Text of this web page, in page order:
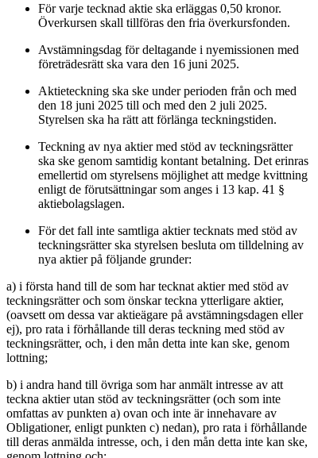
För varje tecknad aktie ska erläggas 0,50 kronor.
Överkursen skall tillföras den fria överkursfonden.
Avstämningsdag för deltagande i nyemissionen med
företrädesrätt ska vara den 16 juni 2025.
Aktieteckning ska ske under perioden från och med
den 18 juni 2025 till och med den 2 juli 2025.
Styrelsen ska ha rätt att förlänga teckningstiden.
Teckning av nya aktier med stöd av teckningsrätter
ska ske genom samtidig kontant betalning. Det erinras
emellertid om styrelsens möjlighet att medge kvittning
enligt de förutsättningar som anges i 13 kap. 41 §
aktiebolagslagen.
För det fall inte samtliga aktier tecknats med stöd av
teckningsrätter ska styrelsen besluta om tilldelning av
nya aktier på följande grunder:
a) i första hand till de som har tecknat aktier med stöd av
teckningsrätter och som önskar teckna ytterligare aktier,
(oavsett om dessa var aktieägare på avstämningsdagen eller
ej), pro rata i förhållande till deras teckning med stöd av
teckningsrätter, och, i den mån detta inte kan ske, genom
lottning;
b) i andra hand till övriga som har anmält intresse av att
teckna aktier utan stöd av teckningsrätter (och som inte
omfattas av punkten a) ovan och inte är innehavare av
Obligationer, enligt punkten c) nedan), pro rata i förhållande
till deras anmälda intresse, och, i den mån detta inte kan ske,